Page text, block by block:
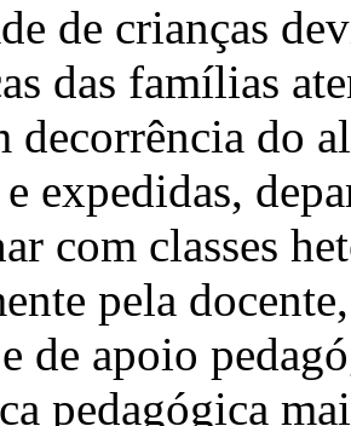
de crianças
das famílias
decorrência do
expedidas,
com classes
pela
de apoio
pedagógica